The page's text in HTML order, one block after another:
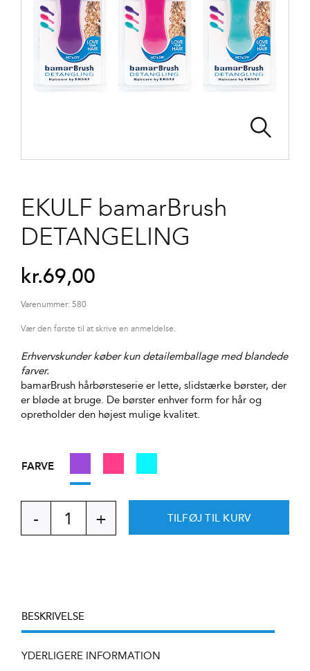
EKULF bamarBrush
DETANGELING
kr.69,00
Varenummer:580
Vær den første til at skrive en anmeldelse.
Erhvervskunder køber kun detailemballage med blandede
farver.
bamarBrush hårbørsteserie er lette, slidstærke børster, der
er bløde at bruge. De børster enhver form for hår og
opretholder den højest mulige kvalitet.
FARVE

EKULF
bamarBrush
TILFØJ TIL KURV
BESKRIVELSE
YDERLIGERE INFORMATION